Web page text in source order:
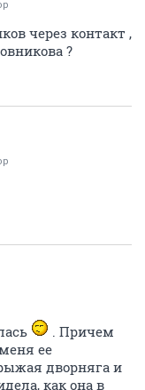
через контакт ,
?
. Причем
ее
дворняга и
как она в